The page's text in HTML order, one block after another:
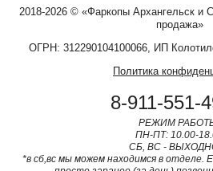
2018-2026 © «Фаркопы Архангельск и
продажа»
ОГРН: 312290104100066, ИП
Политика
8-911-551-
РЕЖИМ
ПН-ПТ: 10.00-
СБ, ВС -
*в сб,вс мы можем находимся в отделе.